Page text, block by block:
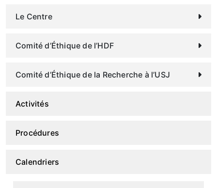
Le Centre
Comité d’Éthique de l’HDF
Comité d’Éthique de la Recherche à l’USJ
Activités
Procédures
Calendriers